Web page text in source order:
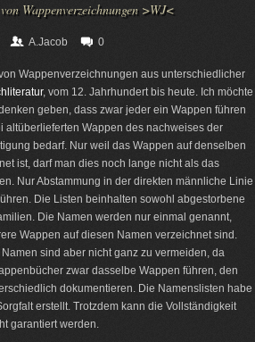
Wappenverzeichnungen >WJ<
A.Jacob 0
Wappenverzeichnungen aus unterschiedlicher
, vom 12. Jahrhundert bis heute. Ich möchte
geben, dass zwar jeder ein Wappen führen
altüberlieferten Wappen des nachweises der
bedarf. Nur weil das Wappen auf denselben
ist, darf man dies noch lange nicht als das
Nur Abstammung in der direkten männliche Linie
Die Listen beinhalten sowohl abgestorbene
Die Namen werden nur einmal genannt,
Wappen auf diesen Namen verzeichnet sind.
sind aber nicht ganz zu vermeiden, da
zwar dasselbe Wappen führen, den
dokumentieren. Die Namenslisten habe
erstellt. Trotzdem kann die Vollständigkeit
garantiert werden.